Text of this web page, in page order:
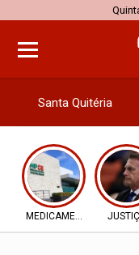
Santa Quitéria
MEDICAMENTOS